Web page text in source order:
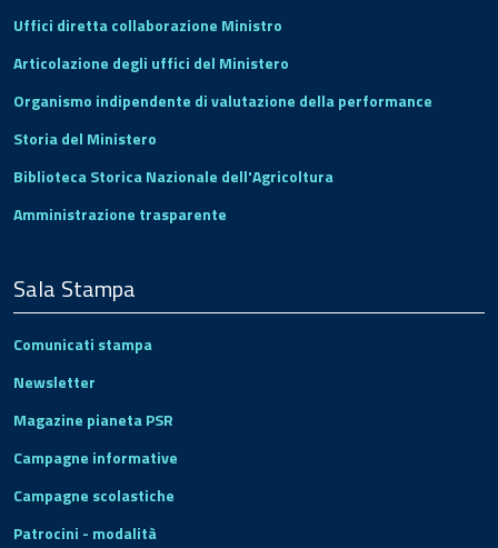
Uffici diretta collaborazione Ministro
Articolazione degli uffici del Ministero
Organismo indipendente di valutazione della performance
Storia del Ministero
Biblioteca Storica Nazionale dell'Agricoltura
Amministrazione trasparente
Sala Stampa
Comunicati stampa
Newsletter
Magazine pianeta PSR
Campagne informative
Campagne scolastiche
Patrocini - modalità